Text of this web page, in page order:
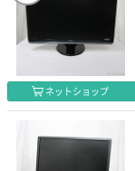
ネットショップ